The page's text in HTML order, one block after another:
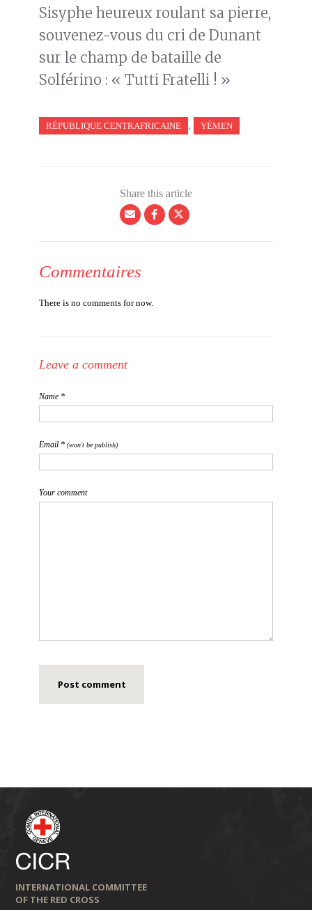
Sisyphe heureux roulant sa pierre,
souvenez-vous du cri de Dunant
sur le champ de bataille de
Solférino : « Tutti Fratelli ! »
RÉPUBLIQUE CENTRAFRICAINE , YÉMEN
Share this article
Commentaires
There is no comments for now.
Leave a comment
Name *
Email * (won't be publish)
Your comment
INTERNATIONAL COMMITTEE
OF THE RED CROSS